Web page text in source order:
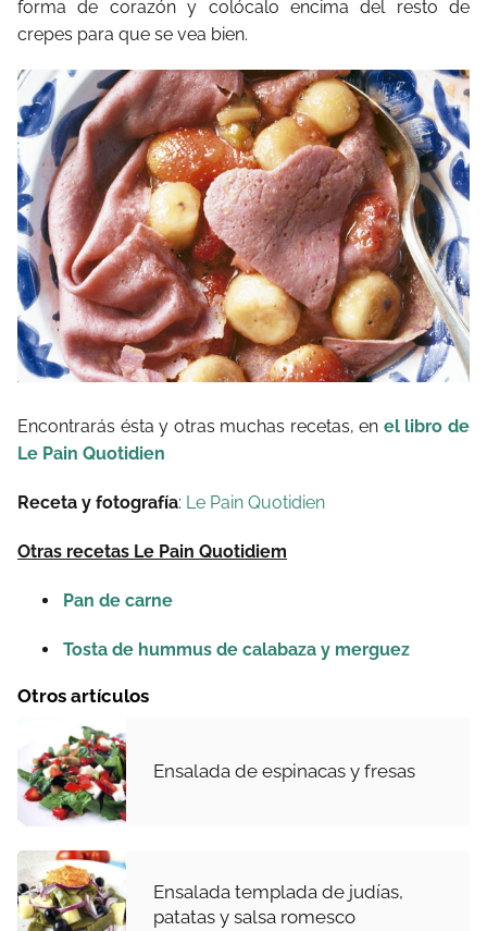
forma de corazón y colócalo encima del resto de
crepes para que se vea bien.
Encontrarás ésta y otras muchas recetas, en el libro de
Le Pain Quotidien
Receta y fotografía: Le Pain Quotidien
Otras recetas Le Pain Quotidiem
Pan de carne
Tosta de hummus de calabaza y merguez
Otros artículos
Ensalada de espinacas y fresas
Ensalada templada de judías,
patatas y salsa romesco